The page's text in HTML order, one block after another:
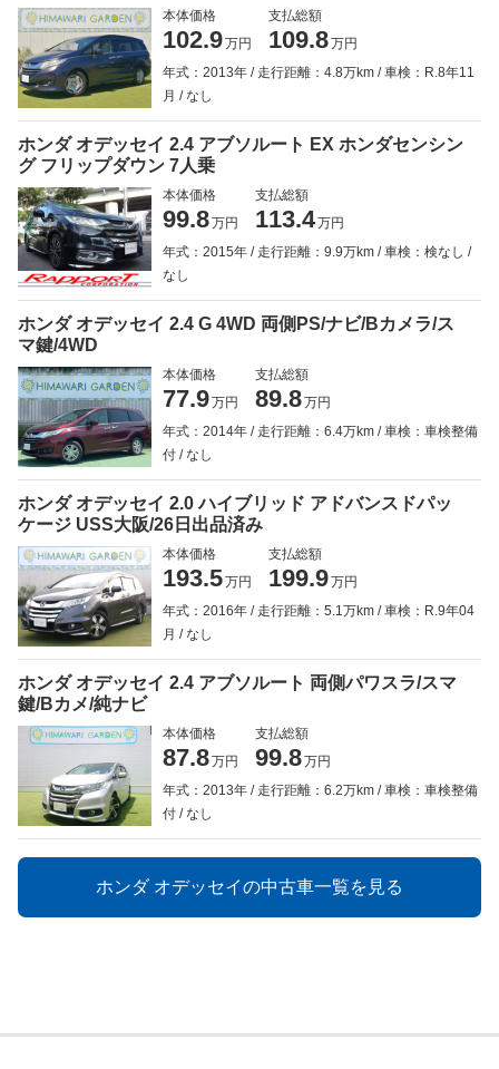
本体価格
102.9万円
支払総額
109.8万円
年式：2013年
走行距離：4.8万km
車検：R.8年11
月
なし
ホンダ オデッセイ 2.4 アブソルート EX ホンダセンシン
グ フリップダウン 7人乗
本体価格
99.8万円
支払総額
113.4万円
年式：2015年
走行距離：9.9万km
車検：検なし
なし
ホンダ オデッセイ 2.4 G 4WD 両側PS/ナビ/Bカメラ/ス
マ鍵/4WD
本体価格
77.9万円
支払総額
89.8万円
年式：2014年
走行距離：6.4万km
車検：車検整備
付
なし
ホンダ オデッセイ 2.0 ハイブリッド アドバンスドパッ
ケージ USS大阪/26日出品済み
本体価格
193.5万円
支払総額
199.9万円
年式：2016年
走行距離：5.1万km
車検：R.9年04
月
なし
ホンダ オデッセイ 2.4 アブソルート 両側パワスラ/スマ
鍵/Bカメ/純ナビ
本体価格
87.8万円
支払総額
99.8万円
年式：2013年
走行距離：6.2万km
車検：車検整備
付
なし
ホンダ オデッセイの中古車一覧を見る